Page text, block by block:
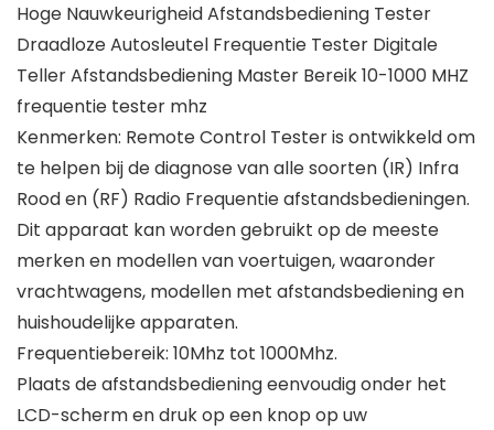
Hoge Nauwkeurigheid Afstandsbediening Tester
Draadloze Autosleutel Frequentie Tester Digitale
Teller Afstandsbediening Master Bereik 10-1000 MHZ
frequentie tester mhz
Kenmerken: Remote Control Tester is ontwikkeld om
te helpen bij de diagnose van alle soorten (IR) Infra
Rood en (RF) Radio Frequentie afstandsbedieningen.
Dit apparaat kan worden gebruikt op de meeste
merken en modellen van voertuigen, waaronder
vrachtwagens, modellen met afstandsbediening en
huishoudelijke apparaten.
Frequentiebereik: 10Mhz tot 1000Mhz.
Plaats de afstandsbediening eenvoudig onder het
LCD-scherm en druk op een knop op uw